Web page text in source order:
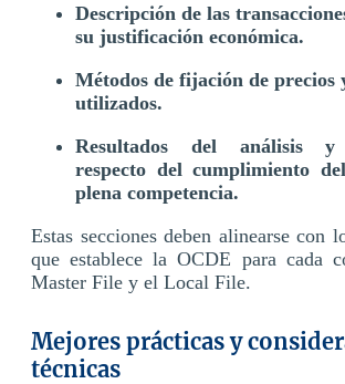
Descripción de las
su justificación económica.
Métodos de fijación de precios
utilizados.
Resultados del análisis y
respecto del cumplimiento
plena competencia.
Estas secciones deben alinearse con
que establece la OCDE para cada
Master File y el Local File.
Mejores prácticas y
técnicas